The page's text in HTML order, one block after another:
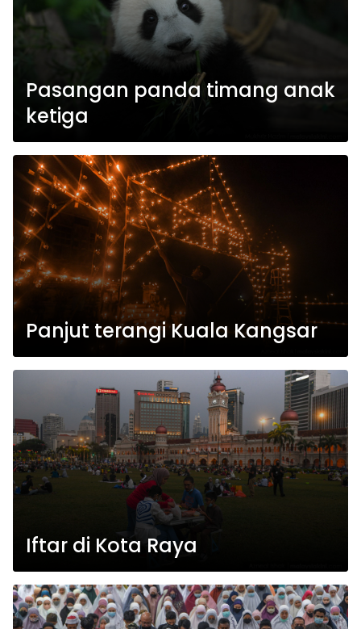
Pasangan panda timang anak
ketiga
Panjut terangi Kuala Kangsar
Iftar di Kota Raya